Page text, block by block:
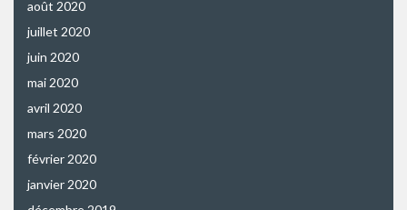
août 2020
juillet 2020
juin 2020
mai 2020
avril 2020
mars 2020
février 2020
janvier 2020